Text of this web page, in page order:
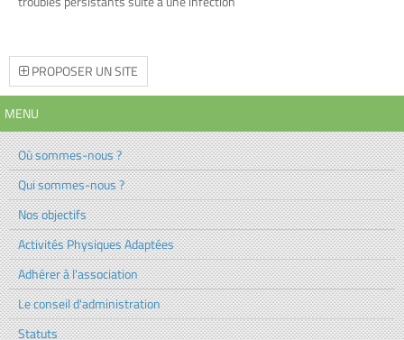
PROPOSER UN SITE
MENU
Où sommes-nous ?
Qui sommes-nous ?
Nos objectifs
Activités Physiques Adaptées
Adhérer à l'association
Le conseil d'administration
Statuts